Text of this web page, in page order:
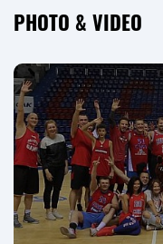
PHOTO & VIDEO